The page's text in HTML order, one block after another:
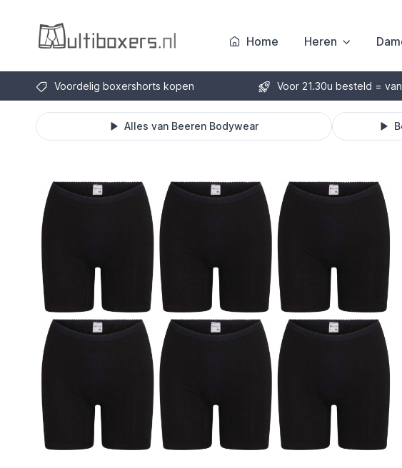
Home Heren
Voordelig boxershorts kopen Voor 21.30u besteld =
Alles van Beeren Bodywear